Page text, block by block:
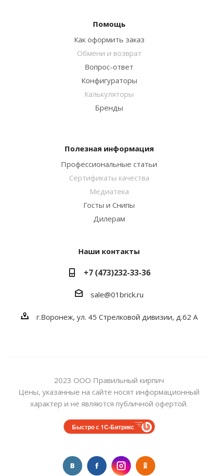
Помощь
Как оформить заказ
Обмени и возврат
Вопрос-ответ
Конфигураторы
Калькуляторы
Бренды
Полезная информация
Профессиональные статьи
Сертификаты качества
Медиатека
Госты и Снипы
Дилерам
Наши контакты
+7 (473)232-33-36
sale@01brick.ru
г.Воронеж, ул. 45 Стрелковой дивизии, д.62 А
2023 ООО Правильный кирпич
Цены, указанные на сайте носят информационный
характер и не являются публичной офертой.
Быстро с 1С-Битрикс